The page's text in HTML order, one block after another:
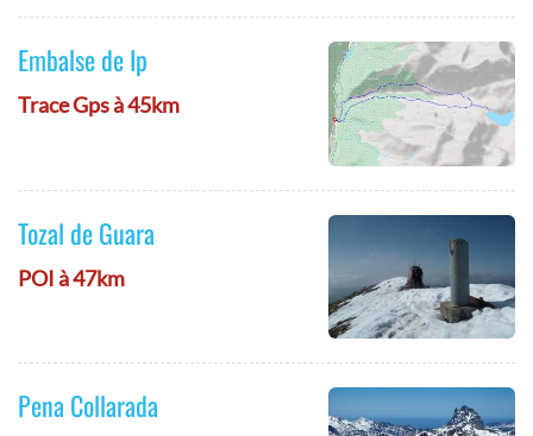
Embalse de Ip
Trace Gps à 45km
Tozal de Guara
POI à 47km
Pena Collarada